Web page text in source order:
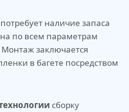
потребует наличие запаса
по всем параметрам
заключается
в багете посредством
сборку